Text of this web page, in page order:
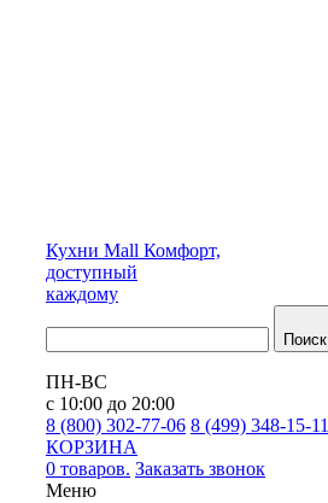
Кухни Mall Комфорт,
доступный
каждому
Поиск
ПН-ВС
с 10:00 до 20:00
8 (800) 302-77-06 8 (499) 348-15-11
КОРЗИНА
0 товаров. Заказать звонок
Меню